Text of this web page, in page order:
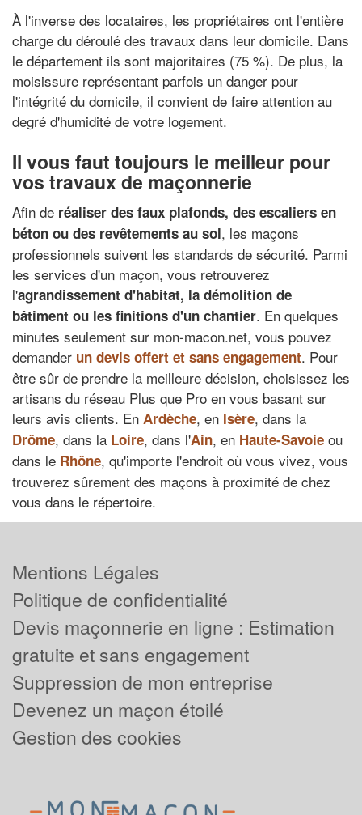
À l'inverse des locataires, les propriétaires ont l'entière
charge du déroulé des travaux dans leur domicile. Dans
le département ils sont majoritaires (75 %). De plus, la
moisissure représentant parfois un danger pour
l'intégrité du domicile, il convient de faire attention au
degré d'humidité de votre logement.
Il vous faut toujours le meilleur pour
vos travaux de maçonnerie
Afin de réaliser des faux plafonds, des escaliers en
béton ou des revêtements au sol, les maçons
professionnels suivent les standards de sécurité. Parmi
les services d'un maçon, vous retrouverez
l'agrandissement d'habitat, la démolition de
bâtiment ou les finitions d'un chantier. En quelques
minutes seulement sur mon-macon.net, vous pouvez
demander un devis offert et sans engagement. Pour
être sûr de prendre la meilleure décision, choisissez les
artisans du réseau Plus que Pro en vous basant sur
leurs avis clients. En Ardèche, en Isère, dans la
Drôme, dans la Loire, dans l'Ain, en Haute-Savoie ou
dans le Rhône, qu'importe l'endroit où vous vivez, vous
trouverez sûrement des maçons à proximité de chez
vous dans le répertoire.
Mentions Légales
Politique de confidentialité
Devis maçonnerie en ligne : Estimation
gratuite et sans engagement
Suppression de mon entreprise
Devenez un maçon étoilé
Gestion des cookies